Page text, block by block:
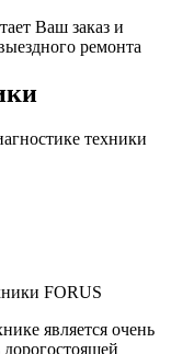
Ваш заказ и
ремонта
техники
является очень
дорогостоящей